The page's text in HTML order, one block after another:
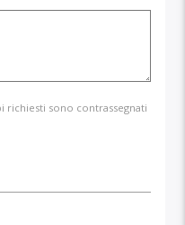
richiesti sono contrassegnati